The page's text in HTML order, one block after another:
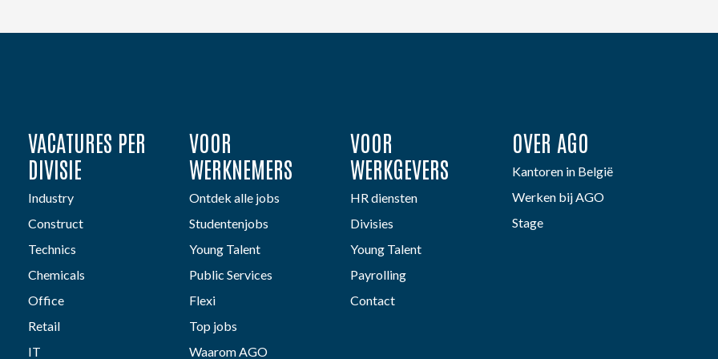
VACATURES PER
DIVISIE
Industry
Construct
Technics
Chemicals
Office
Retail
IT
VOOR
WERKNEMERS
Ontdek alle jobs
Studentenjobs
Young Talent
Public Services
Flexi
Top jobs
Waarom AGO
VOOR
WERKGEVERS
HR diensten
Divisies
Young Talent
Payrolling
Contact
OVER AGO
Kantoren in België
Werken bij AGO
Stage